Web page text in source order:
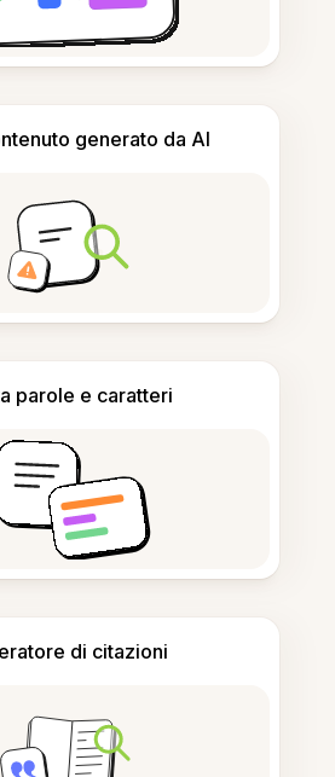
generato da AI
parole e caratteri
di citazioni